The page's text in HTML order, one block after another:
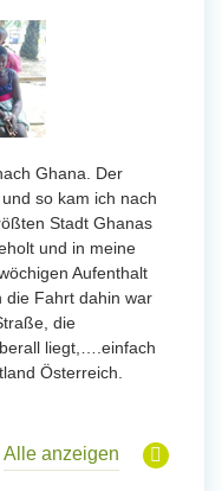
Ghana. Der
so kam ich nach
Stadt Ghanas
und in meine
Aufenthalt
die Fahrt dahin war
die
liegt,….einfach
Österreich.
Alle anzeigen